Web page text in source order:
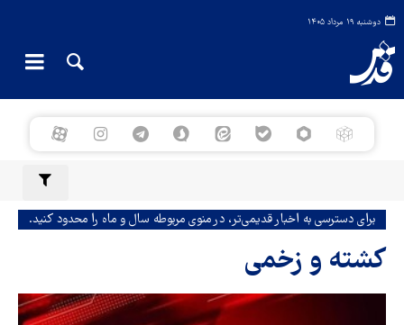
دوشنبه ۱۹ مرداد ۱۴۰۵
برای دسترسی به اخبار قدیمی‌تر، در منوی مربوطه سال و ماه را محدود کنید.
کشته و زخمی